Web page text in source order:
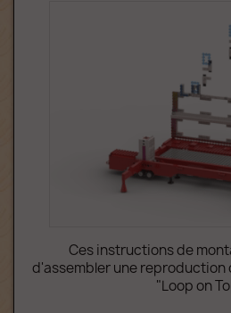
Ces instructions de
d'assembler une
"Loop on